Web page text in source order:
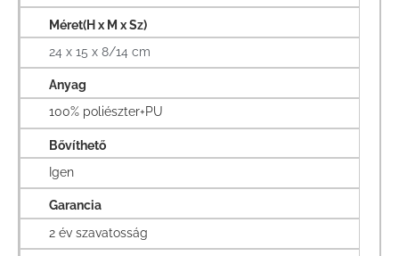
Méret(H x M x Sz)
24 x 15 x 8/14 cm
Anyag
100% poliészter+PU
Bővíthető
Igen
Garancia
2 év szavatosság